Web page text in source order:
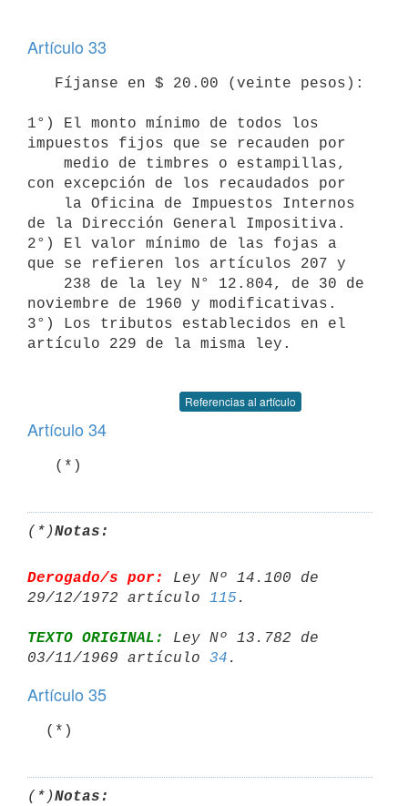
Artículo 33
1°) El monto mínimo de todos los
impuestos fijos que se recauden por
con excepción de los recaudados por
de la Dirección General Impositiva.
2°) El valor mínimo de las fojas a
que se refieren los artículos 207 y
noviembre de 1960 y modificativas.
3°) Los tributos establecidos en el
artículo 229 de la misma ley.
Referencias al artículo
Artículo 34
(*)Notas:
Derogado/s por:
Ley Nº 14.100 de
29/12/1972 artículo 115
TEXTO ORIGINAL:
Ley Nº 13.782 de
03/11/1969 artículo 34
Artículo 35
(*)Notas: